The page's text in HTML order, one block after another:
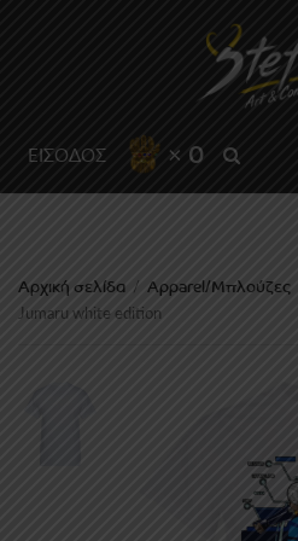
ΕΙΣΟΔΟΣ × 0
Αρχική σελίδα / Apparel/Μπλούζες
Jumaru white edition